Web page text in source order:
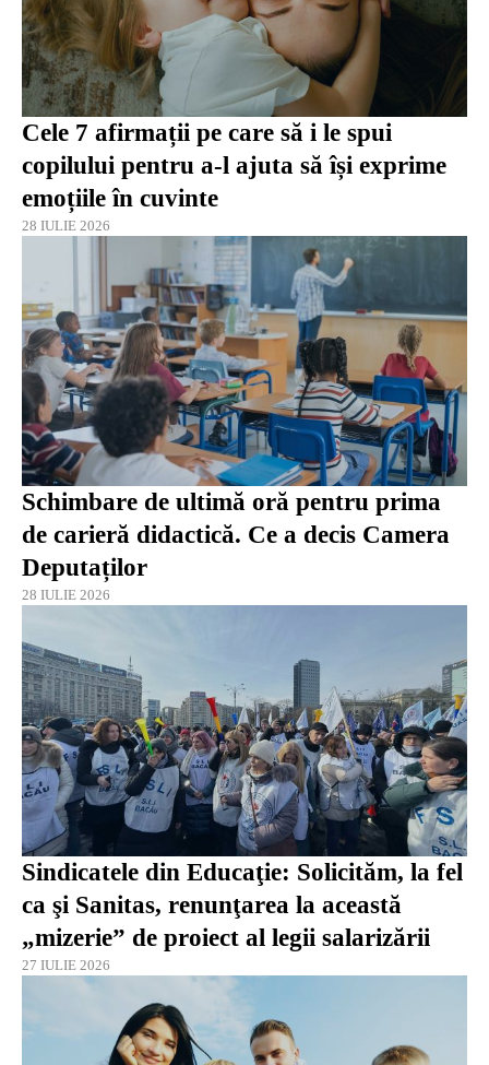
Cele 7 afirmații pe care să i le spui
copilului pentru a-l ajuta să își exprime
emoțiile în cuvinte
28 IULIE 2026
Schimbare de ultimă oră pentru prima
de carieră didactică. Ce a decis Camera
Deputaților
28 IULIE 2026
Sindicatele din Educaţie: Solicităm, la fel
ca şi Sanitas, renunţarea la această
„mizerie” de proiect al legii salarizării
27 IULIE 2026